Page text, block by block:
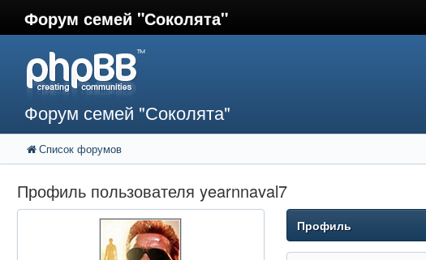
Форум семей "Соколята"
Форум семей "Соколята"
Список форумов
Профиль пользователя yearnnaval7
Профиль